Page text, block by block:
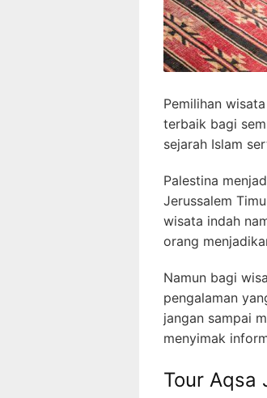
Pemilihan
terbaik bagi
sejarah Islam
Palestina
Jerussalem
wisata indah
orang
Namun bagi
pengalaman
jangan sampai
menyimak
Tour Aqsa